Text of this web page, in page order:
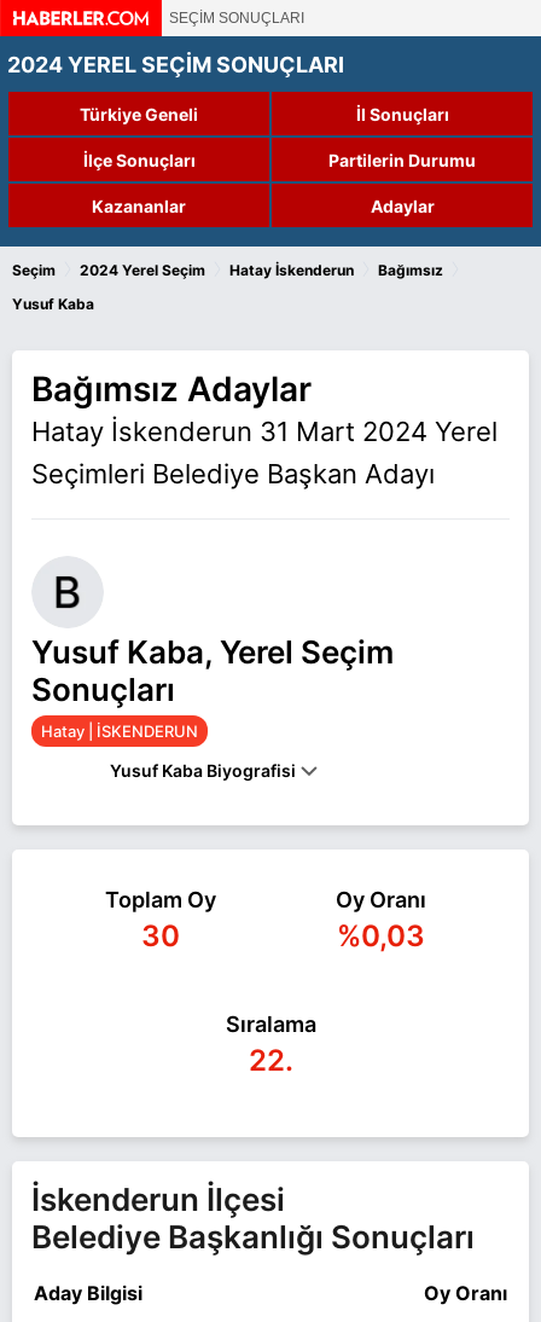
SEÇİM SONUÇLARI
2024 YEREL SEÇİM SONUÇLARI
Türkiye Geneli İl Sonuçları
İlçe Sonuçları Partilerin Durumu
Kazananlar Adaylar
Seçim 2024 Yerel Seçim Hatay İskenderun Bağımsız
Yusuf Kaba
Bağımsız Adaylar
Hatay İskenderun 31 Mart 2024 Yerel
Seçimleri Belediye Başkan Adayı
Yusuf Kaba, Yerel Seçim
Sonuçları
Hatay | İSKENDERUN
Yusuf Kaba Biyografisi
adayı olarak Bağımsız ile 31 Mart 2024 yerel
seçimlerinde yarışıyor. Yusuf Kaba ile ilgili daha
fazla bilgi için
Yusuf Kaba Haberlerisayfamızı
Toplam Oy
30
Oy Oranı
%0,03
Sıralama
22.
İskenderun İlçesi
Belediye Başkanlığı Sonuçları
Aday Bilgisi Oy Oranı